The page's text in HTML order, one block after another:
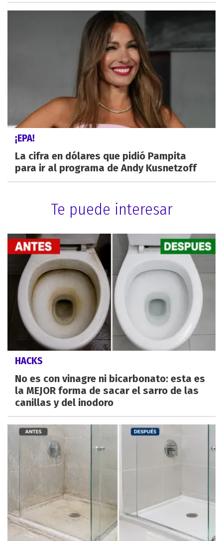
¡EPA!
La cifra en dólares que pidió Pampita
para ir al programa de Andy Kusnetzoff
Te puede interesar
HACKS
No es con vinagre ni bicarbonato: esta es
la MEJOR forma de sacar el sarro de las
canillas y del inodoro